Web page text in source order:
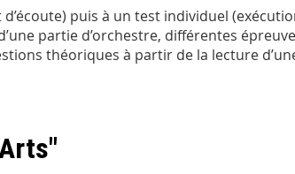
puis à un test individuel
partie d’orchestre, différentes
théoriques à partir de la lecture